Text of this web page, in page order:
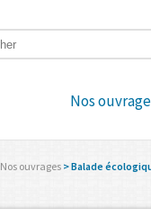
Nos
Nos ouvrages > Balade